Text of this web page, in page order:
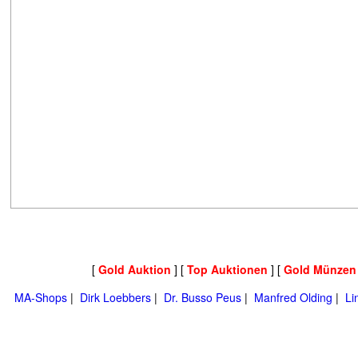
[ Gold Auktion ] [ Top Auktionen ] [ Gold
MA-Shops | Dirk Loebbers | Dr. Busso Peus | Manfred Olding |